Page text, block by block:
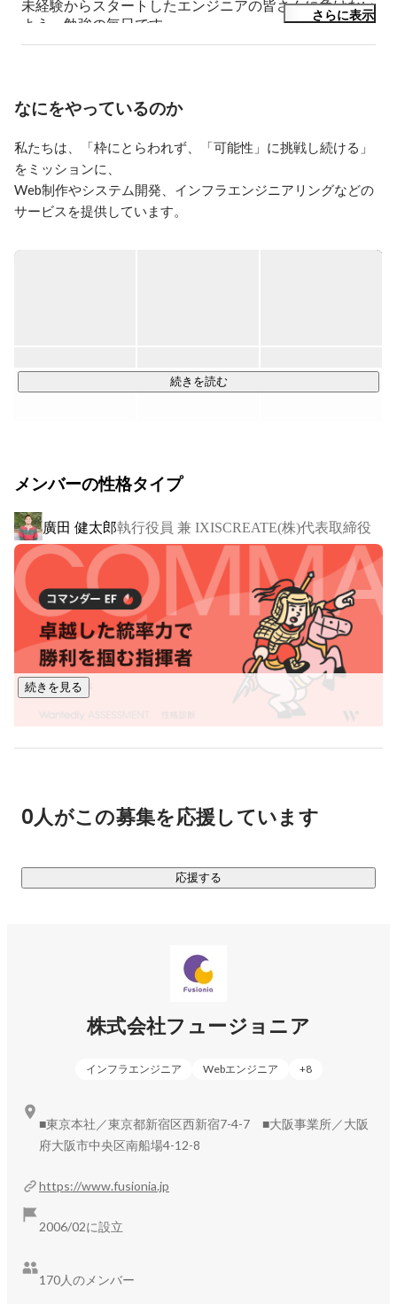
未経験からスタートしたエンジニアの皆さんに負けない
よう、勉強の毎日です。
一緒に頑張りましょう！
さらに表示
なにをやっているのか
私たちは、「枠にとらわれず、「可能性」に挑戦し続ける」
をミッションに、
Web制作やシステム開発、インフラエンジニアリングなどの
サービスを提供しています。
現在160名以上の社員のうち8割以上がエンジニアやデザイナ
続きを読む
メンバーの性格タイプ
廣田 健太郎執行役員 兼 IXISCREATE(株)代表取締役
続きを見る
0人がこの募集を応援しています
応援する
株式会社フュージョニア
インフラエンジニア Webエンジニア +8
https://www.fusionia.jp
2006/02に設立
170人のメンバー
■東京本社／東京都新宿区西新宿7-4-7 ■大阪事業所／大阪
府大阪市中央区南船場4-12-8